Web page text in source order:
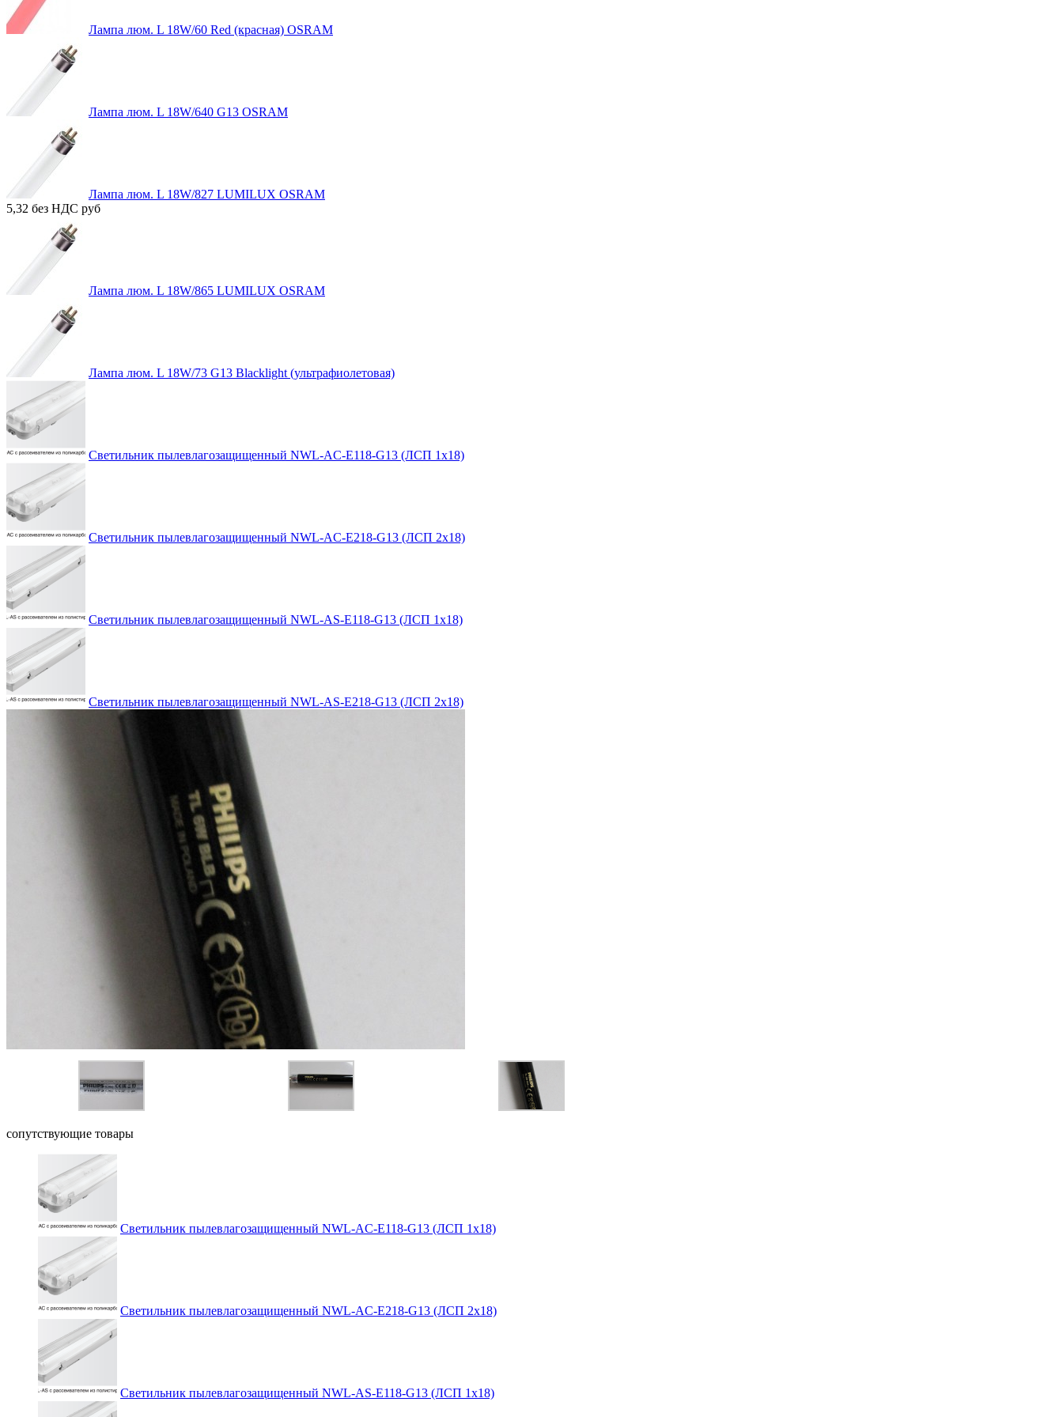
Лампа люм. L 18W/60 Red (красная) OSRAM
Лампа люм. L 18W/640 G13 OSRAM
Лампа люм. L 18W/827 LUMILUX OSRAM
5,32 без НДС руб
Лампа люм. L 18W/865 LUMILUX OSRAM
Лампа люм. L 18W/73 G13 Blacklight (ультрафиолетовая)
Светильник пылевлагозащищенный NWL-AC-E118-G13 (ЛСП 1х18)
Светильник пылевлагозащищенный NWL-AC-E218-G13 (ЛСП 2х18)
Светильник пылевлагозащищенный NWL-AS-E118-G13 (ЛСП 1х18)
Светильник пылевлагозащищенный NWL-AS-E218-G13 (ЛСП 2х18)
сопутствующие товары
Светильник пылевлагозащищенный NWL-AC-E118-G13 (ЛСП 1х18)
Светильник пылевлагозащищенный NWL-AC-E218-G13 (ЛСП 2х18)
Светильник пылевлагозащищенный NWL-AS-E118-G13 (ЛСП 1х18)